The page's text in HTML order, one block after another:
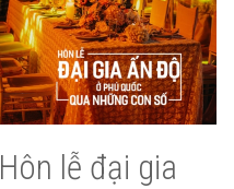
Hôn lễ đại gia